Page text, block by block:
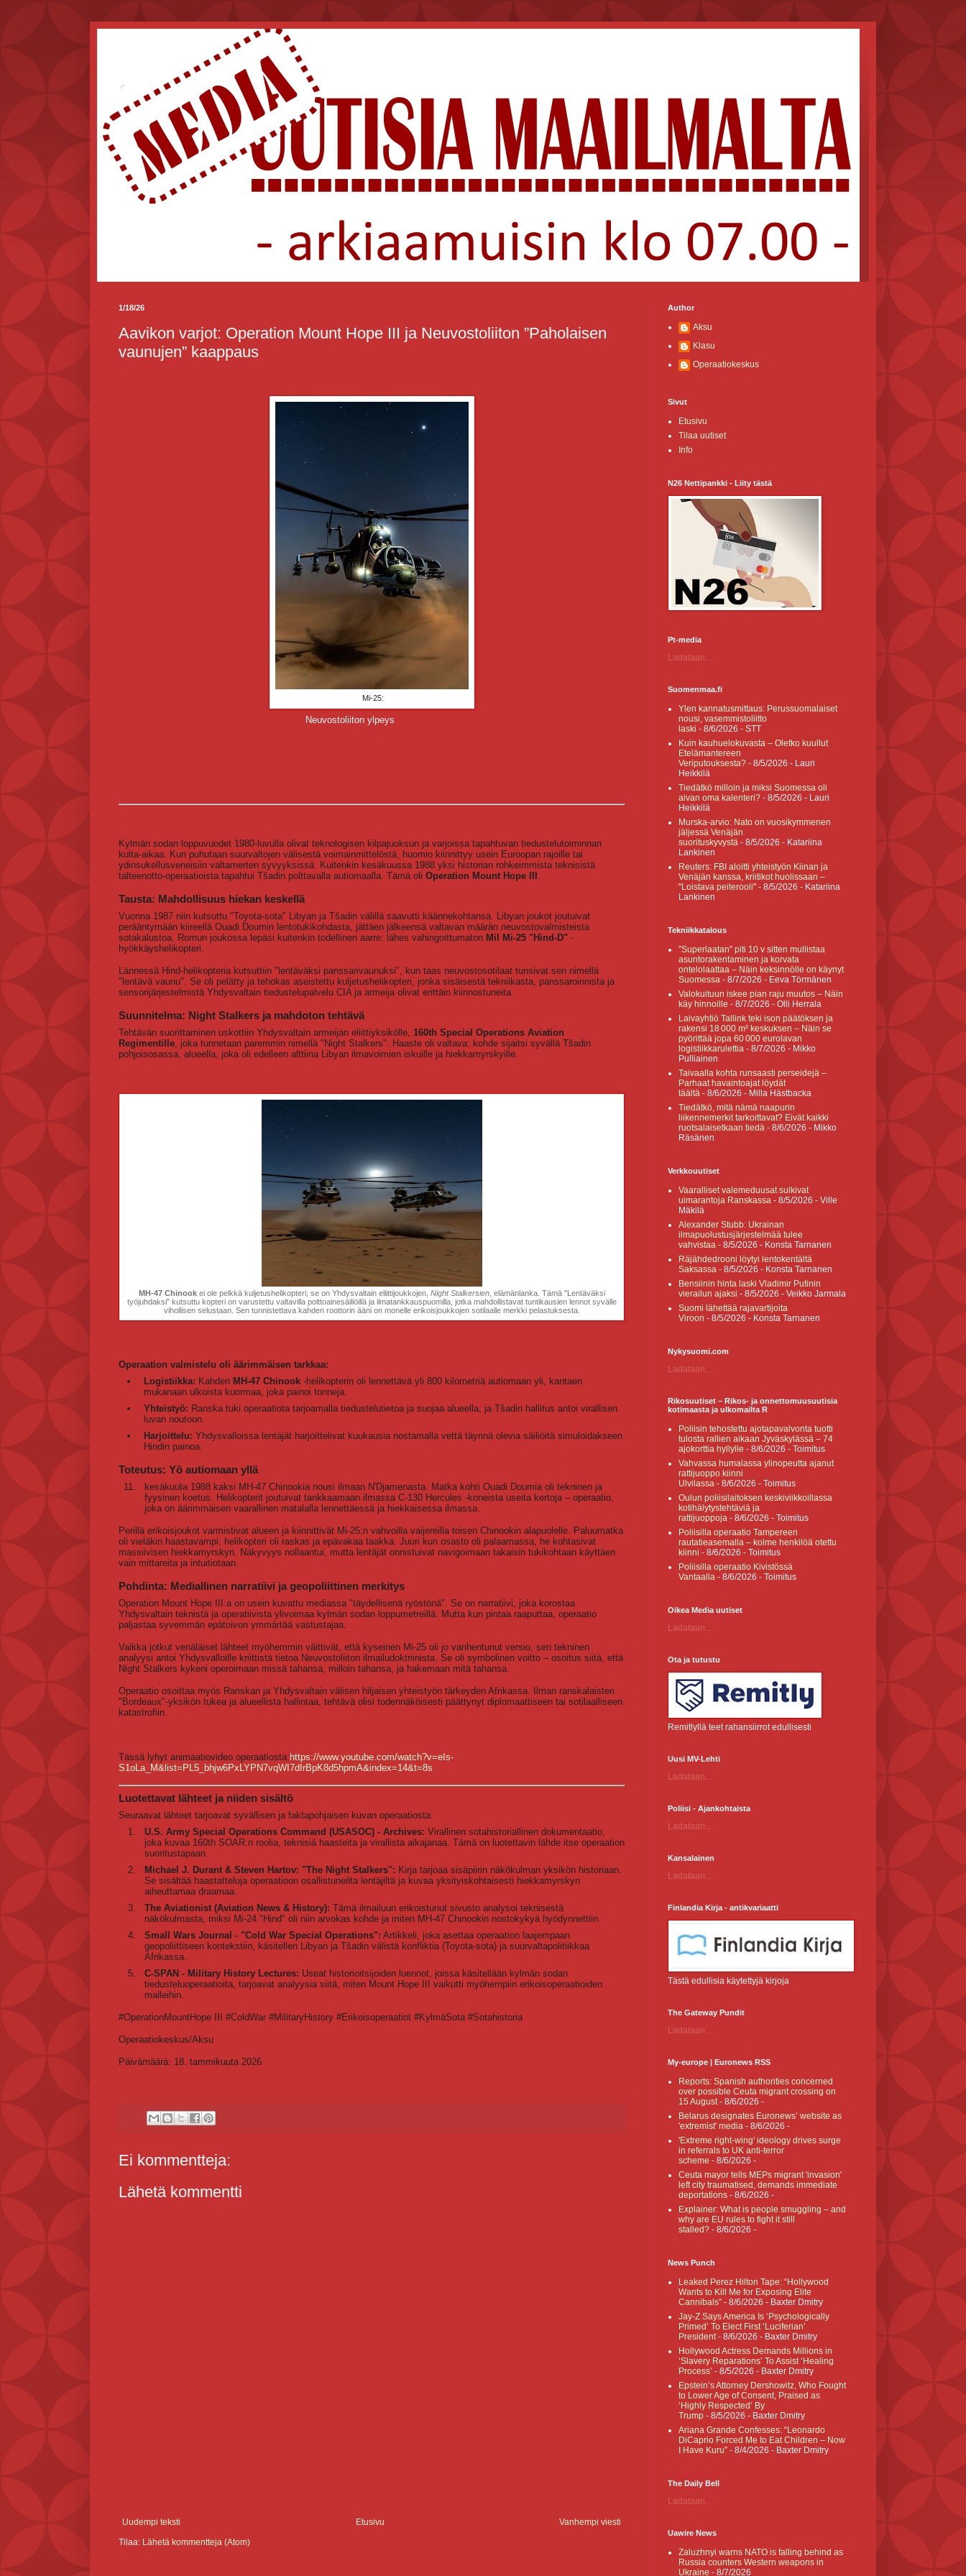
.
1/18/26
Aavikon varjot: Operation Mount Hope III ja Neuvostoliiton ”Paholaisen
vaunujen” kaappaus
Mi-25:
Neuvostoliiton ylpeys
Kylmän sodan loppuvuodet 1980-luvulla olivat teknologisen kilpajuoksun ja varjoissa tapahtuvan tiedustelutoiminnan
kulta-aikaa. Kun puhutaan suurvaltojen välisestä voimainmittelöstä, huomio kiinnittyy usein Euroopan rajoille tai
ydinsukellusveneisiin valtamerten syvyyksissä. Kuitenkin kesäkuussa 1988 yksi historian rohkeimmista teknisistä
talteenotto-operaatioista tapahtui Tšadin polttavalla autiomaalla. Tämä oli Operation Mount Hope III .
Tausta: Mahdollisuus hiekan keskellä
Vuonna 1987 niin kutsuttu "Toyota-sota" Libyan ja Tšadin välillä saavutti käännekohtansa. Libyan joukot joutuivat
perääntymään kiireellä Ouadi Doumin lentotukikohdasta, jättäen jälkeensä valtavan määrän neuvostovalmisteista
sotakalustoa. Romun joukossa lepäsi kuitenkin todellinen aarre: lähes vahingoittumaton Mil Mi-25 "Hind-D" -
hyökkäyshelikopteri.
Lännessä Hind-helikopteria kutsuttiin "lentäväksi panssarivaunuksi", kun taas neuvostosotilaat tunsivat sen nimellä
"lentävä vaunu". Se oli pelätty ja tehokas aseistettu kuljetushelikopteri, jonka sisäisestä tekniikasta, panssaroinnista ja
sensorijärjestelmistä Yhdysvaltain tiedustelupalvelu CIA ja armeija olivat erittäin kiinnostuneita.
Suunnitelma: Night Stalkers ja mahdoton tehtävä
Tehtävän suorittaminen uskottiin Yhdysvaltain armeijan eliittiyksikölle, 160th Special Operations Aviation
Regimentille, joka tunnetaan paremmin nimellä "Night Stalkers". Haaste oli valtava: kohde sijaitsi syvällä Tšadin
pohjoisosassa, alueella, joka oli edelleen alttiina Libyan ilmavoimien iskuille ja hiekkamyrskyille.
MH-47 Chinookei ole pelkkä kuljetushelikopteri; se on Yhdysvaltain eliittijoukkojen, Night Stalkersien, elämänlanka. Tämä "Lentäväksi
työjuhdaksi" kutsuttu kopteri on varustettu valtavilla polttoainesäiliöillä ja ilmatankkauspuomilla, jotka mahdollistavat tuntikausien lennot syvälle
vihollisen selustaan. Sen tunnistettava kahden roottorin ääni on monelle erikoisjoukkojen sotilaalle merkki pelastuksesta.
Operaation valmistelu oli äärimmäisen tarkkaa:
Logistiikka: Kahden MH-47 Chinook -helikopterin oli lennettävä yli 800 kilometriä autiomaan yli, kantaen
mukanaan ulkoista kuormaa, joka painoi tonneja.
Yhteistyö: Ranska tuki operaatiota tarjoamalla tiedustelutietoa ja suojaa alueella, ja Tšadin hallitus antoi virallisen
luvan noutoon.
Harjoittelu: Yhdysvalloissa lentäjät harjoittelivat kuukausia nostamalla vettä täynnä olevia säiliöitä simuloidakseen
Hindin painoa.
Toteutus: Yö autiomaan yllä
kesäkuuta 1988 kaksi MH-47 Chinookia nousi ilmaan N'Djamenasta. Matka kohti Ouadi Doumia oli tekninen ja
fyysinen koetus. Helikopterit joutuivat tankkaamaan ilmassa C-130 Hercules -koneista useita kertoja – operaatio,
joka on äärimmäisen vaarallinen matalalla lennettäessä ja hiekkaisessa ilmassa.
Perillä erikoisjoukot varmistivat alueen ja kiinnittivät Mi-25:n vahvoilla vaijereilla toisen Chinookin alapuolelle. Paluumatka
oli vieläkin haastavampi: helikopteri oli raskas ja epävakaa taakka. Juuri kun osasto oli palaamassa, he kohtasivat
massiivisen hiekkamyrskyn. Näkyvyys nollaantui, mutta lentäjät onnistuivat navigoimaan takaisin tukikohtaan käyttäen
vain mittareita ja intuitiotaan.
Pohdinta: Mediallinen narratiivi ja geopoliittinen merkitys
Operation Mount Hope III:a on usein kuvattu mediassa "täydellisenä ryöstönä". Se on narratiivi, joka korostaa
Yhdysvaltain teknistä ja operatiivista ylivoimaa kylmän sodan loppumetreillä. Mutta kun pintaa raaputtaa, operaatio
paljastaa syvemmän epätoivon ymmärtää vastustajaa.
Vaikka jotkut venäläiset lähteet myöhemmin väittivät, että kyseinen Mi-25 oli jo vanhentunut versio, sen tekninen
analyysi antoi Yhdysvalloille kriittistä tietoa Neuvostoliiton ilmailudoktriinista. Se oli symbolinen voitto – osoitus siitä, että
Night Stalkers kykeni operoimaan missä tahansa, milloin tahansa, ja hakemaan mitä tahansa.
Operaatio osoittaa myös Ranskan ja Yhdysvaltain välisen hiljaisen yhteistyön tärkeyden Afrikassa. Ilman ranskalaisten
"Bordeaux"-yksikön tukea ja alueellista hallintaa, tehtävä olisi todennäköisesti päättynyt diplomaattiseen tai sotilaalliseen
katastrofiin.
Tässä lyhyt animaatiovideo operaatiosta:https://www.youtube.com/watch?v=eIs-
S1oLa_M&list=PL5_bhjw6PxLYPN7vqWI7dIrBpK8d5hpmA&index=14&t=8s
Luotettavat lähteet ja niiden sisältö
Seuraavat lähteet tarjoavat syvällisen ja faktapohjaisen kuvan operaatiosta:
U.S. Army Special Operations Command (USASOC) - Archives: Virallinen sotahistoriallinen dokumentaatio,
joka kuvaa 160th SOAR:n roolia, teknisiä haasteita ja virallista aikajanaa. Tämä on luotettavin lähde itse operaation
suoritustapaan.
Michael J. Durant & Steven Hartov: "The Night Stalkers": Kirja tarjoaa sisäpiirin näkökulman yksikön historiaan.
Se sisältää haastatteluja operaatioon osallistuneilta lentäjiltä ja kuvaa yksityiskohtaisesti hiekkamyrskyn
aiheuttamaa draamaa.
The Aviationist (Aviation News & History): Tämä ilmailuun erikoistunut sivusto analysoi teknisestä
näkökulmasta, miksi Mi-24 "Hind" oli niin arvokas kohde ja miten MH-47 Chinookin nostokykyä hyödynnettiin.
Small Wars Journal - "Cold War Special Operations": Artikkeli, joka asettaa operaation laajempaan
geopoliittiseen kontekstiin, käsitellen Libyan ja Tšadin välistä konfliktia (Toyota-sota) ja suurvaltapolitiikkaa
Afrikassa.
C-SPAN - Military History Lectures: Useat historioitsijoiden luennot, joissa käsitellään kylmän sodan
tiedusteluoperaatioita, tarjoavat analyysia siitä, miten Mount Hope III vaikutti myöhempiin erikoisoperaatioiden
malleihin.
#OperationMountHope III #ColdWar #MilitaryHistory #Erikoisoperaatiot #KylmäSota #Sotahistoria
Operaatiokeskus/Aksu
Päivämäärä: 18. tammikuuta 2026
Ei kommentteja:
Lähetä kommentti
Uudempi teksti Vanhempi viesti
Etusivu
Tilaa: Lähetä kommentteja (Atom)
Author
Aksu
Klasu
Operaatiokeskus
Sivut
Etusivu
Tilaa uutiset
Info
N26 Nettipankki - Liity tästä
Pt-media
Ladataan...
Suomenmaa.fi
Ylen kannatusmittaus: Perussuomalaiset
nousi, vasemmistoliitto
laski - 8/6/2026 - STT
Kuin kauhuelokuvasta – Oletko kuullut
Etelämantereen
Veriputouksesta? - 8/5/2026 - Lauri
Heikkilä
Tiedätkö milloin ja miksi Suomessa oli
aivan oma kalenteri? - 8/5/2026 - Lauri
Heikkilä
Murska-arvio: Nato on vuosikymmenen
jäljessä Venäjän
suorituskyvystä - 8/5/2026 - Katariina
Lankinen
Reuters: FBI aloitti yhteistyön Kiinan ja
Venäjän kanssa, kriitikot huolissaan –
"Loistava peiterooli" - 8/5/2026 - Katariina
Lankinen
Tekniikkatalous
”Superlaatan” piti 10 v sitten mullistaa
asuntorakentaminen ja korvata
ontelolaattaa – Näin keksinnölle on käynyt
Suomessa - 8/7/2026 - Eeva Törmänen
Valokuituun iskee pian raju muutos – Näin
käy hinnoille - 8/7/2026 - Olli Herrala
Laivayhtiö Tallink teki ison päätöksen ja
rakensi 18 000 m² keskuksen – Näin se
pyörittää jopa 60 000 eurolavan
logistiikkarulettia - 8/7/2026 - Mikko
Pulliainen
Taivaalla kohta runsaasti perseidejä –
Parhaat havaintoajat löydät
täältä - 8/6/2026 - Milla Hästbacka
Tiedätkö, mitä nämä naapurin
liikennemerkit tarkoittavat? Eivät kaikki
ruotsalaisetkaan tiedä - 8/6/2026 - Mikko
Räsänen
Verkkouutiset
Vaaralliset valemeduusat sulkivat
uimarantoja Ranskassa - 8/5/2026 - Ville
Mäkilä
Alexander Stubb: Ukrainan
ilmapuolustusjärjestelmää tulee
vahvistaa - 8/5/2026 - Konsta Tarnanen
Räjähdedrooni löytyi lentokentältä
Saksassa - 8/5/2026 - Konsta Tarnanen
Bensiinin hinta laski Vladimir Putinin
vierailun ajaksi - 8/5/2026 - Veikko Jarmala
Suomi lähettää rajavartijoita
Viroon - 8/5/2026 - Konsta Tarnanen
Nykysuomi.com
Ladataan...
Rikosuutiset – Rikos- ja onnettomuusuutisia
kotimaasta ja ulkomailta R
Poliisin tehostettu ajotapavalvonta tuotti
tulosta rallien aikaan Jyväskylässä – 74
ajokorttia hyllylle - 8/6/2026 - Toimitus
Vahvassa humalassa ylinopeutta ajanut
rattijuoppo kiinni
Ulvilassa - 8/6/2026 - Toimitus
Oulun poliisilaitoksen keskiviikkoillassa
kotihälytystehtäviä ja
rattijuoppoja - 8/6/2026 - Toimitus
Poliisilla operaatio Tampereen
rautatieasemalla – kolme henkilöä otettu
kiinni - 8/6/2026 - Toimitus
Poliisilla operaatio Kivistössä
Vantaalla - 8/6/2026 - Toimitus
Oikea Media uutiset
Ladataan...
Ota ja tutustu
Remitlyllä teet rahansiirrot edullisesti
Uusi MV-Lehti
Ladataan...
Poliisi - Ajankohtaista
Ladataan...
Kansalainen
Ladataan...
Finlandia Kirja - antikvariaatti
Tästä edullisia käytettyjä kirjoja
The Gateway Pundit
Ladataan...
My-europe | Euronews RSS
Reports: Spanish authorities concerned
over possible Ceuta migrant crossing on
15 August- 8/6/2026 -
Belarus designates Euronews’ website as
'extremist' media - 8/6/2026 -
'Extreme right-wing' ideology drives surge
in referrals to UK anti-terror
scheme - 8/6/2026 -
Ceuta mayor tells MEPs migrant 'invasion'
left city traumatised, demands immediate
deportations - 8/6/2026 -
Explainer: What is people smuggling – and
why are EU rules to fight it still
stalled? - 8/6/2026 -
News Punch
Leaked Perez Hilton Tape: “Hollywood
Wants to Kill Me for Exposing Elite
Cannibals” - 8/6/2026 - Baxter Dmitry
Jay-Z Says America Is ‘Psychologically
Primed’ To Elect First ‘Luciferian’
President- 8/6/2026 - Baxter Dmitry
Hollywood Actress Demands Millions in
‘Slavery Reparations’ To Assist ‘Healing
Process’ - 8/5/2026 - Baxter Dmitry
Epstein’s Attorney Dershowitz, Who Fought
to Lower Age of Consent, Praised as
‘Highly Respected’ By
Trump - 8/5/2026 - Baxter Dmitry
Ariana Grande Confesses: “Leonardo
DiCaprio Forced Me to Eat Children – Now
I Have Kuru” - 8/4/2026 - Baxter Dmitry
The Daily Bell
Ladataan...
Uawire News
Zaluzhnyi warns NATO is falling behind as
Russia counters Western weapons in
Ukraine - 8/7/2026